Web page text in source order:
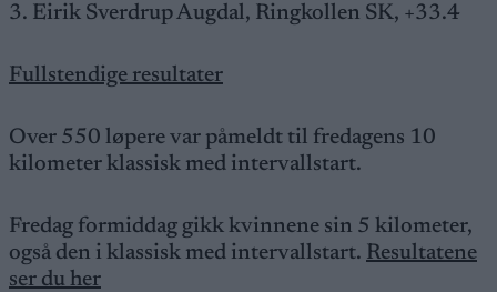
3. Eirik Sverdrup Augdal, Ringkollen SK, +33.4
Fullstendige resultater
Over 550 løpere var påmeldt til fredagens 10
kilometer klassisk med intervallstart.
Fredag formiddag gikk kvinnene sin 5 kilometer,
også den i klassisk med intervallstart. Resultatene
ser du her